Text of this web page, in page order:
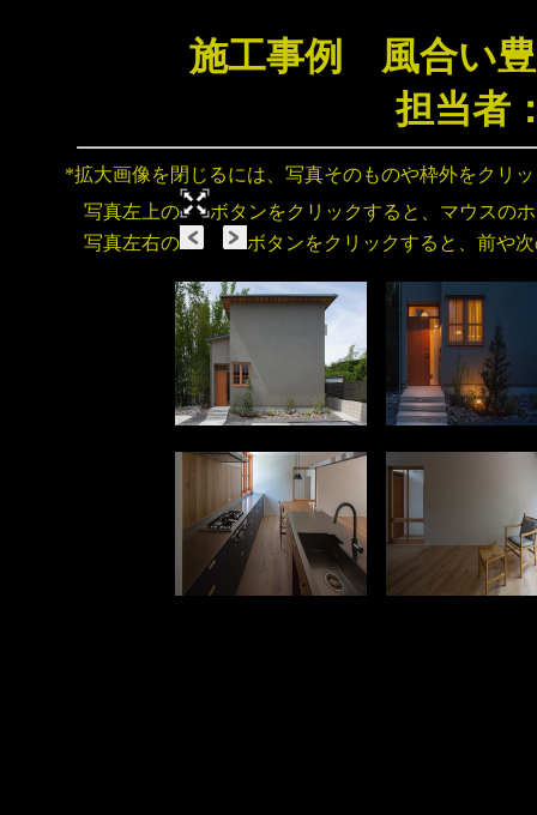
施工事例 風合い豊
担当者
*拡大画像を閉じるには、写真そのものや枠外をクリ
写真左上の
ボタンをクリックすると、マウスの
写真左右の
ボタンをクリックすると、前や